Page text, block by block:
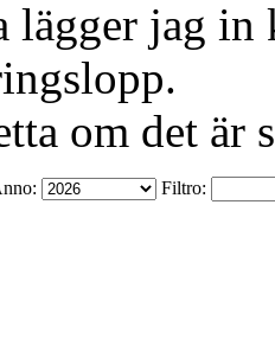
lägger jag
om det är
Filtro: